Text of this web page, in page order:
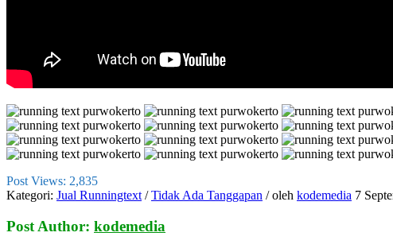
Post Views: 2,835
Kategori: Jual Runningtext / Tidak Ada Tanggapan /oleh kodemedia 7
Post Author: kodemedia